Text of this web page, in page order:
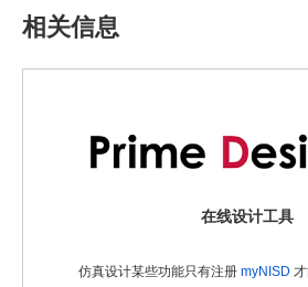
相关信息
在线设计工具
仿真设计某些功能只有注册 myNISD 才